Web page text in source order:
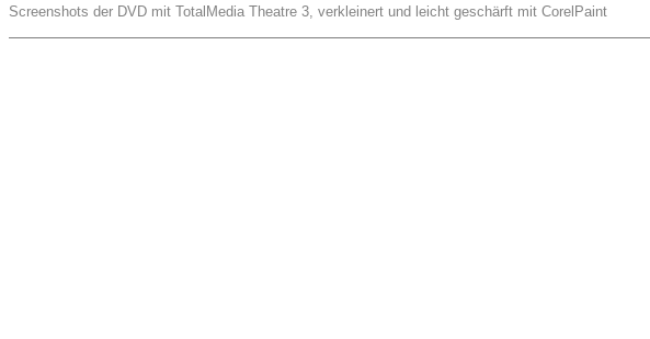
Screenshots der DVD mit TotalMedia Theatre 3, verkleinert und leicht geschärft mit CorelPaint